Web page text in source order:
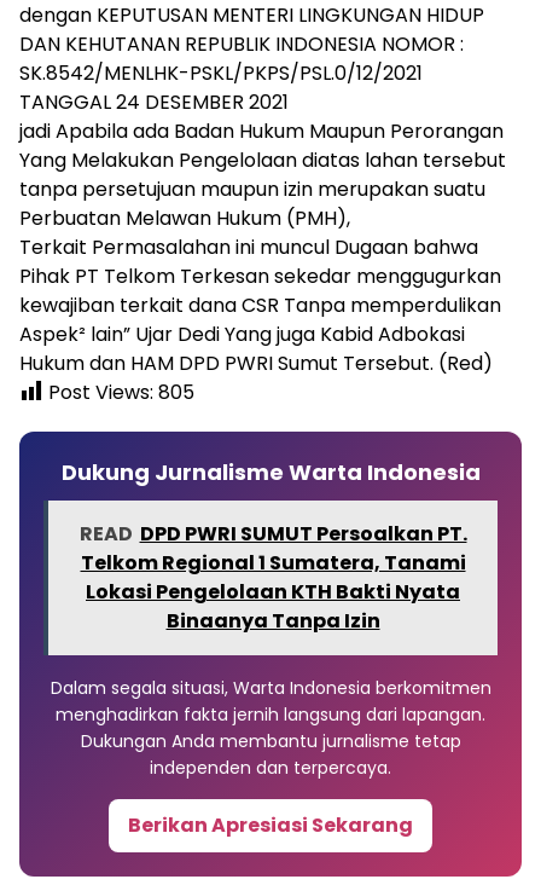
dengan KEPUTUSAN MENTERI LINGKUNGAN HIDUP
DAN KEHUTANAN REPUBLIK INDONESIA NOMOR :
SK.8542/MENLHK-PSKL/PKPS/PSL.0/12/2021
TANGGAL 24 DESEMBER 2021
jadi Apabila ada Badan Hukum Maupun Perorangan
Yang Melakukan Pengelolaan diatas lahan tersebut
tanpa persetujuan maupun izin merupakan suatu
Perbuatan Melawan Hukum (PMH),
Terkait Permasalahan ini muncul Dugaan bahwa
Pihak PT Telkom Terkesan sekedar menggugurkan
kewajiban terkait dana CSR Tanpa memperdulikan
Aspek² lain” Ujar Dedi Yang juga Kabid Adbokasi
Hukum dan HAM DPD PWRI Sumut Tersebut. (Red)
Post Views: 805
Dukung Jurnalisme Warta Indonesia
READ DPD PWRI SUMUT Persoalkan PT.
Telkom Regional 1 Sumatera, Tanami
Lokasi Pengelolaan KTH Bakti Nyata
Binaanya Tanpa Izin
Dalam segala situasi, Warta Indonesia berkomitmen
menghadirkan fakta jernih langsung dari lapangan.
Dukungan Anda membantu jurnalisme tetap
independen dan terpercaya.
Berikan Apresiasi Sekarang